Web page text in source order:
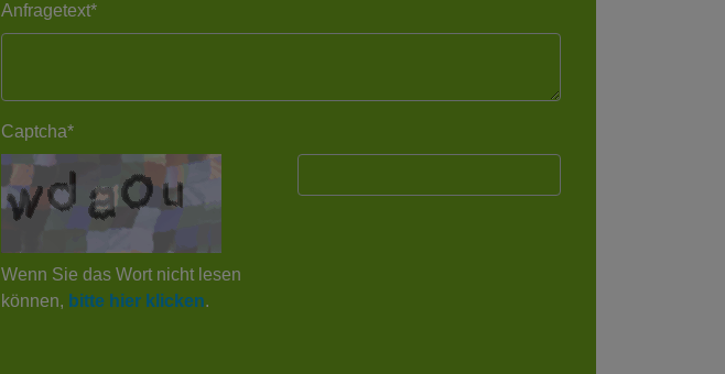
Anfragetext*
Captcha*
Wenn Sie das Wort nicht lesen
können, bitte hier klicken.